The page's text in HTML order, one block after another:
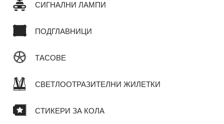
СИГНАЛНИ ЛАМПИ
ПОДГЛАВНИЦИ
ТАСОВЕ
СВЕТЛООТРАЗИТЕЛНИ ЖИЛЕТКИ
СТИКЕРИ ЗА КОЛА